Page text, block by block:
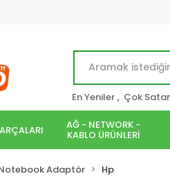
En Yeniler , Çok
AĞ - NETWORK -
KABLO ÜRÜNLERİ
Adaptör Hp